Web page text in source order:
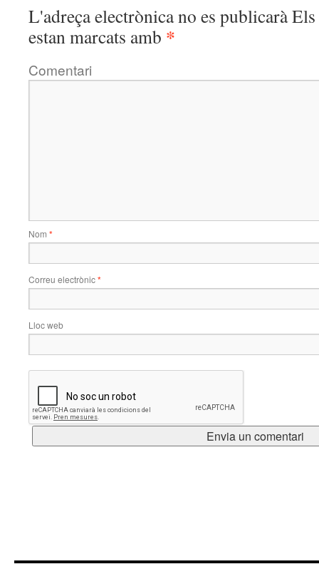
L'adreça electrònica no es publicaràEls
estan marcats amb *
Comentari
Nom *
Correu electrònic*
Lloc web